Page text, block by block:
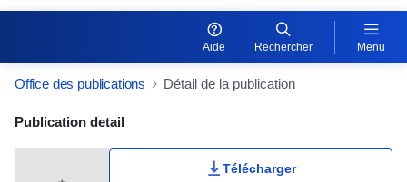
Aide Rechercher Menu
Office des publications Détail de la publication
Publication Detail Actions Portlet
Publication detail
Télécharger